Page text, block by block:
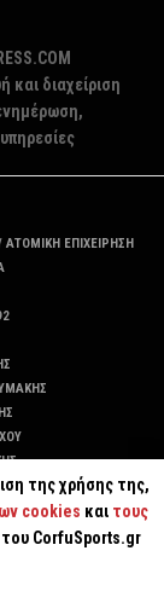
και διαχείριση
ΕΠΙΧΕΙΡΗΣΗ
της χρήσης της,
cookies και τους
του CorfuSports.gr